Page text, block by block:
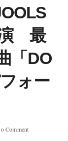
演 最
「DO
ォー
Comment